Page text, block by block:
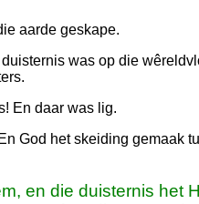
aarde geskape.
was op die
En daar was lig.
God het skeiding gemaak
en die duisternis het